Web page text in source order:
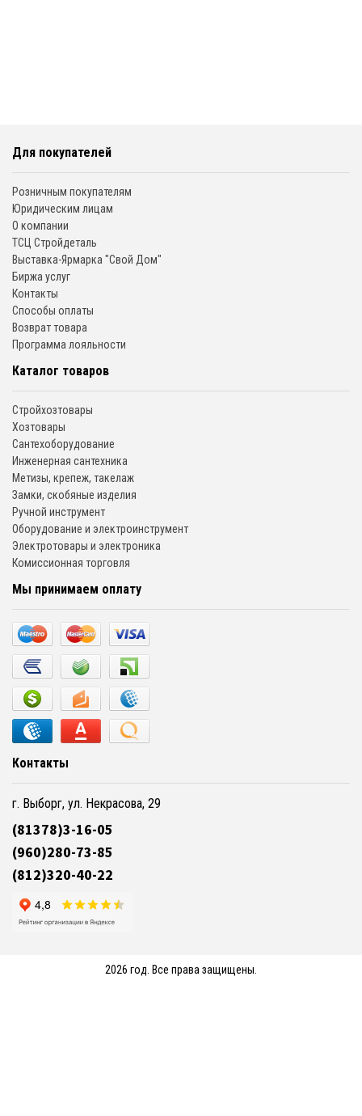
Для покупателей
Розничным покупателям
Юридическим лицам
О компании
ТСЦ Стройдеталь
Выставка-Ярмарка "Свой Дом"
Биржа услуг
Контакты
Способы оплаты
Возврат товара
Программа лояльности
Каталог товаров
Стройхозтовары
Хозтовары
Сантехоборудование
Инженерная сантехника
Метизы, крепеж, такелаж
Замки, скобяные изделия
Ручной инструмент
Оборудование и электроинструмент
Электротовары и электроника
Комиссионная торговля
Мы принимаем оплату
Контакты
г. Выборг, ул. Некрасова, 29
(81378)3-16-05
(960)280-73-85
(812)320-40-22
2026 год. Все права защищены.